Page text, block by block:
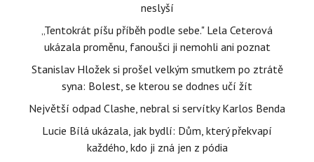
neslyší
„Tentokrát píšu příběh podle sebe." Lela Ceterová
ukázala proměnu, fanoušci ji nemohli ani poznat
Stanislav Hložek si prošel velkým smutkem po ztrátě
syna: Bolest, se kterou se dodnes učí žít
Největší odpad Clashe, nebral si servítky Karlos Benda
Lucie Bílá ukázala, jak bydlí: Dům, který překvapí
každého, kdo ji zná jen z pódia